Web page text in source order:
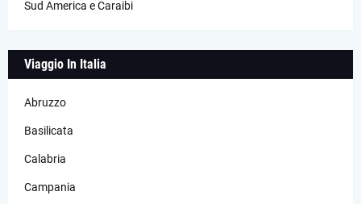
Sud America e Caraibi
Viaggio In Italia
Abruzzo
Basilicata
Calabria
Campania